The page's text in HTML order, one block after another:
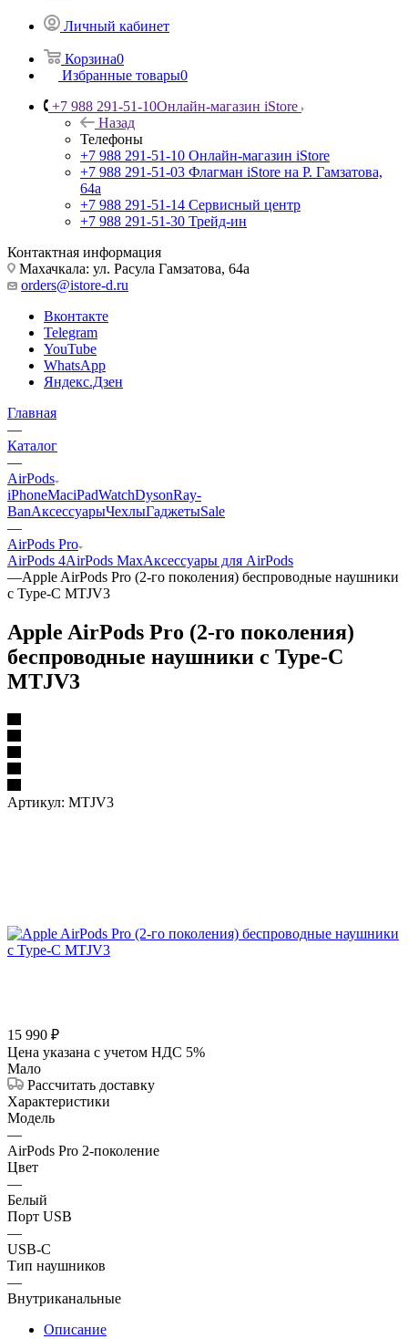
Личный кабинет
Корзина0
Избранные товары0
+7 988 291-51-10Онлайн-магазин iStore
Назад
Телефоны
+7 988 291-51-10 Онлайн-магазин iStore
+7 988 291-51-03 Флагман iStore на Р. Гамзатова,
64а
+7 988 291-51-14 Сервисный центр
+7 988 291-51-30 Трейд-ин
Контактная информация
Махачкала: ул. Расула Гамзатова, 64а
orders@istore-d.ru
Вконтакте
Telegram
YouTube
WhatsApp
Яндекс.Дзен
Главная
—
Каталог
—
AirPods
iPhoneMaciPadWatchDysonRay-
BanАксессуарыЧехлыГаджетыSale
—
AirPods Pro
AirPods 4AirPods MaxАксессуары для AirPods
—Apple AirPods Pro (2-го поколения) беспроводные наушники
с Type-C MTJV3
Apple AirPods Pro (2-го поколения)
беспроводные наушники с Type-C
MTJV3
Артикул: MTJV3
15 990 ₽
Цена указана с учетом НДС 5%
Мало
Рассчитать доставку
Характеристики
Модель
—
AirPods Pro 2-поколение
Цвет
—
Белый
Порт USB
—
USB-C
Тип наушников
—
Внутриканальные
Описание